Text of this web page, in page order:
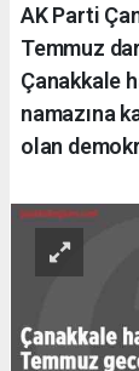
AK Parti
Temmuz
Çanakkale
namazına
olan